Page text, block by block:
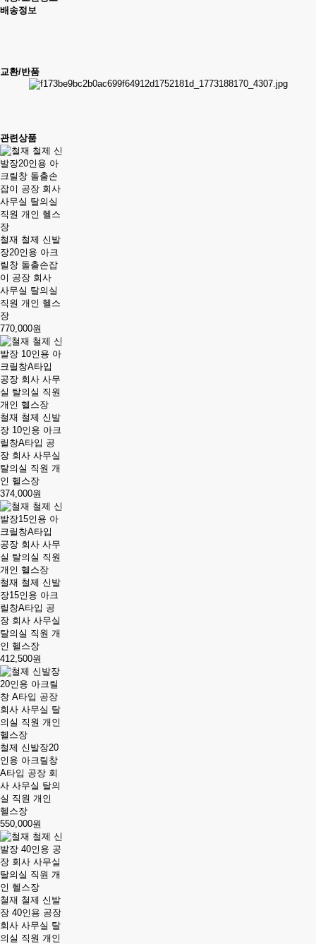
배송정보
교환/반품
관련상품
철재 철제 신발
장20인용 아크
릴창 돌출손잡
이 공장 회사
사무실 탈의실
직원 개인 헬스
장
770,000원
철재 철제 신발
장 10인용 아크
릴창A타입 공
장 회사 사무실
탈의실 직원 개
인 헬스장
374,000원
철재 철제 신발
장15인용 아크
릴창A타입 공
장 회사 사무실
탈의실 직원 개
인 헬스장
412,500원
철제 신발장20
인용 아크릴창
A타입 공장 회
사 사무실 탈의
실 직원 개인
헬스장
550,000원
철재 철제 신발
장 40인용 공장
회사 사무실 탈
의실 직원 개인